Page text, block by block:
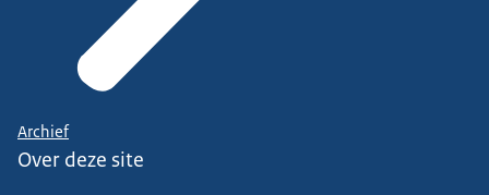
Archief
Over deze site